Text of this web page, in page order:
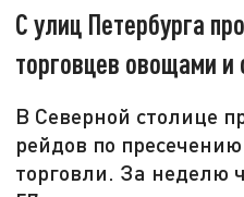
С улиц Петербурга
торговцев овощами и
В Северной столице
рейдов по
торговли. За неделю